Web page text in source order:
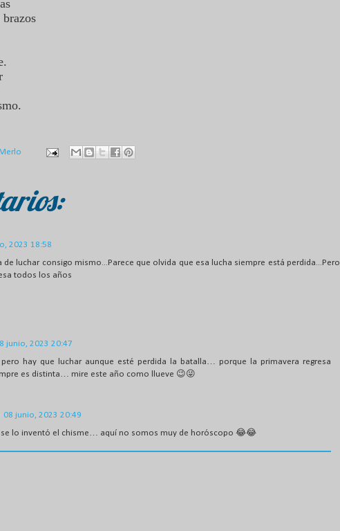
2023 18:58
de luchar consigo mismo...Parece que olvida que esa lucha siempre está perdida...Pero
todos los años
junio, 2023 20:47
pero hay que luchar aunque esté perdida la batalla… porque la primavera regresa
es distinta… mire este año como llueve 😉😜
08 junio, 2023 20:49
se lo inventó el chisme… aquí no somos muy de horóscopo 😂😂